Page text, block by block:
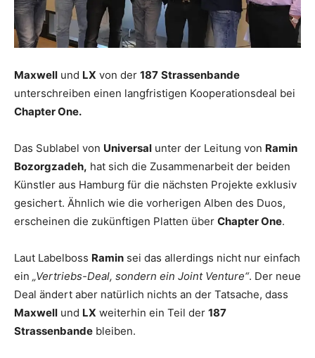
Maxwell und LX von der 187 Strassenbande
unterschreiben einen langfristigen Kooperationsdeal bei
Chapter One.
Das Sublabel von Universal unter der Leitung von Ramin
Bozorgzadeh, hat sich die Zusammenarbeit der beiden
Künstler aus Hamburg für die nächsten Projekte exklusiv
gesichert. Ähnlich wie die vorherigen Alben des Duos,
erscheinen die zukünftigen Platten über Chapter One.
Laut Labelboss Ramin sei das allerdings nicht nur einfach
ein „Vertriebs-Deal, sondern ein Joint Venture“. Der neue
Deal ändert aber natürlich nichts an der Tatsache, dass
Maxwell und LX weiterhin ein Teil der 187
Strassenbande bleiben.